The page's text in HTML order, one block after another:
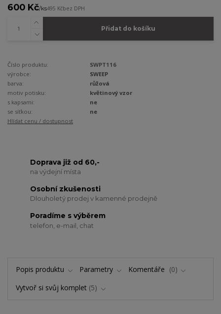
600 Kč/ks495 Kčbez DPH
Přidat do košíku
Číslo produktu:
SWPT116
výrobce:
SWEEP
barva:
růžová
motiv potisku:
květinový vzor
s kapsami:
ne
se síťkou:
ne
Hlídat cenu / dostupnost
Doprava již od 60,-
na výdejní místa
Osobní zkušenosti
Dlouholetý prodej v kamenné prodejně
Poradíme s výběrem
telefon, e-mail, chat
Popis produktu Parametry Komentáře
0
Vytvoř si svůj komplet 5